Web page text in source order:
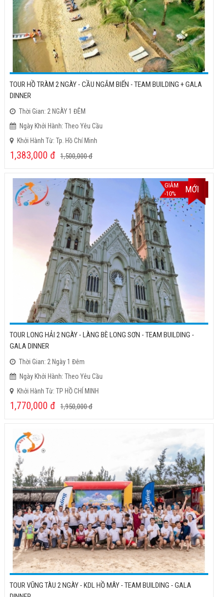
TOUR HỒ TRÀM 2 NGÀY - CẦU NGẮM BIẾN - TEAM BUILDING + GALA
DINNER
Thời Gian: 2 NGÀY 1 ĐÊM
Ngày Khởi Hành: Theo Yêu Cầu
Khởi Hành Từ: Tp. Hồ Chí Minh
1,383,000 đ 1,500,000đ
GIẢM
-10%
MỚI
TOUR LONG HẢI 2 NGÀY - LÀNG BÈ LONG SƠN - TEAM BUILDING -
GALA DINNER
Thời Gian: 2 Ngày 1 Đêm
Ngày Khởi Hành: Theo Yêu Cầu
Khởi Hành Từ: TP HỒ CHÍ MINH
1,770,000 đ 1,950,000đ
TOUR VŨNG TÀU 2 NGÀY - KDL HỒ MÂY - TEAM BUILDING - GALA